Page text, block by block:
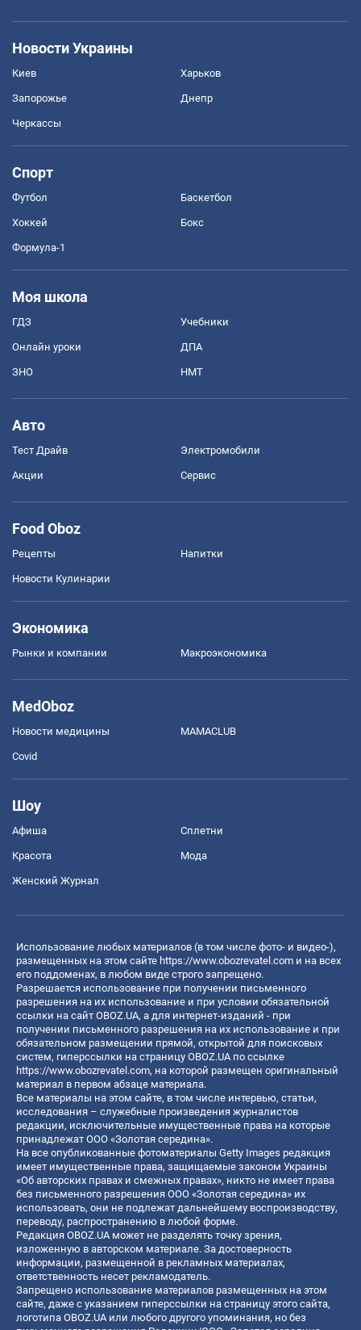
Новости Украины
Киев Харьков
Запорожье Днепр
Черкассы
Спорт
Футбол Баскетбол
Хоккей Бокс
Формула-1
Моя школа
ГДЗ Учебники
Онлайн уроки ДПА
ЗНО НМТ
Авто
Тест Драйв Электромобили
Акции Сервис
Food Oboz
Рецепты Напитки
Новости Кулинарии
Экономика
Рынки и компании Mакроэкономика
MedOboz
Новости медицины MAMACLUB
Covid
Шоу
Афиша Сплетни
Красота Мода
Женский Журнал
Использование любых материалов (в том числе фото- и видео-),
размещенных на этом сайте https://www.obozrevatel.com и на всех
его поддоменах, в любом виде строго запрещено.
Разрешается использование при получении письменного
разрешения на их использование и при условии обязательной
ссылки на сайт OBOZ.UA, а для интернет-изданий - при
получении письменного разрешения на их использование и при
обязательном размещении прямой, открытой для поисковых
систем, гиперссылки на страницу OBOZ.UA по ссылке
https://www.obozrevatel.com, на которой размещен оригинальный
материал в первом абзаце материала.
Все материалы на этом сайте, в том числе интервью, статьи,
исследования – служебные произведения журналистов
редакции, исключительные имущественные права на которые
принадлежат ООО «Золотая середина».
На все опубликованные фотоматериалы Getty Images редакция
имеет имущественные права, защищаемые законом Украины
«Об авторских правах и смежных правах», никто не имеет права
без письменного разрешения ООО «Золотая середина» их
использовать, они не подлежат дальнейшему воспроизводству,
переводу, распространению в любой форме.
Редакция OBOZ.UA может не разделять точку зрения,
изложенную в авторском материале. За достоверность
информации, размещенной в рекламных материалах,
ответственность несет рекламодатель.
Запрещено использование материалов размещенных на этом
сайте, даже с указанием гиперссылки на страницу этого сайта,
логотипа OBOZ.UA или любого другого упоминания, но без